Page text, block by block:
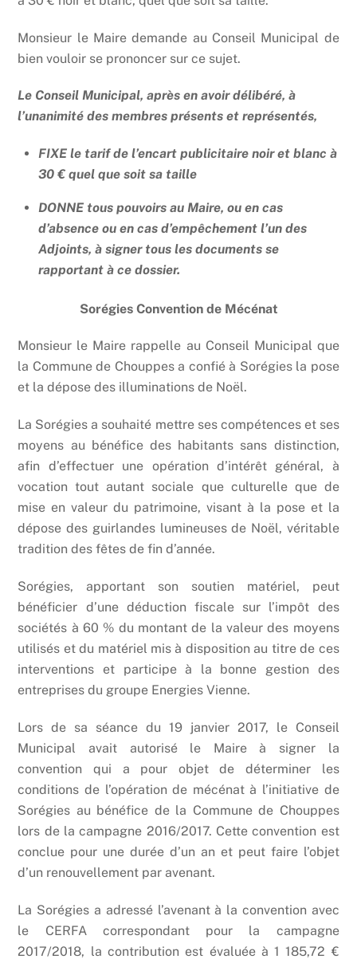
Monsieur le Maire demande au Conseil Municipal de
bien vouloir se prononcer sur ce sujet.
Le Conseil Municipal, après en avoir délibéré, à
l’unanimité des membres présents et représentés,
FIXE le tarif de l’encart publicitaire noir et blanc à
30 € quel que soit sa taille
DONNE tous pouvoirs au Maire, ou en cas
d’absence ou en cas d’empêchement l’un des
Adjoints, à signer tous les documents se
rapportant à ce dossier.
Sorégies Convention de Mécénat
Monsieur le Maire rappelle au Conseil Municipal que
la Commune de Chouppes a confié à Sorégies la pose
et la dépose des illuminations de Noël.
La Sorégies a souhaité mettre ses compétences et ses
moyens au bénéfice des habitants sans distinction,
afin d’effectuer une opération d’intérêt général, à
vocation tout autant sociale que culturelle que de
mise en valeur du patrimoine, visant à la pose et la
dépose des guirlandes lumineuses de Noël, véritable
tradition des fêtes de fin d’année.
Sorégies, apportant son soutien matériel, peut
bénéficier d’une déduction fiscale sur l’impôt des
sociétés à 60 % du montant de la valeur des moyens
utilisés et du matériel mis à disposition au titre de ces
interventions et participe à la bonne gestion des
entreprises du groupe Energies Vienne.
Lors de sa séance du 19 janvier 2017, le Conseil
Municipal avait autorisé le Maire à signer la
convention qui a pour objet de déterminer les
conditions de l’opération de mécénat à l’initiative de
Sorégies au bénéfice de la Commune de Chouppes
lors de la campagne 2016/2017. Cette convention est
conclue pour une durée d’un an et peut faire l’objet
d’un renouvellement par avenant.
La Sorégies a adressé l’avenant à la convention avec
le CERFA correspondant pour la campagne
2017/2018, la contribution est évaluée à 1 185,72 €